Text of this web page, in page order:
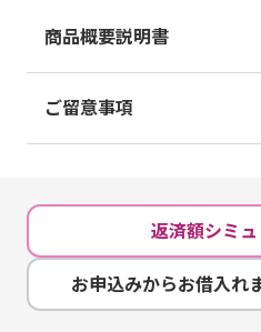
商品概要説明書
ご留意事項
返済額シミ
お申込みからお借入れ